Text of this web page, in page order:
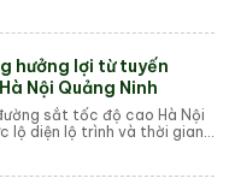
hưởng lợi từ tuyến
Nội Quảng Ninh
sắt tốc độ cao Hà Nội
lộ diện lộ trình và thời gian